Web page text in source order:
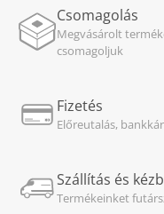
Csomagolás
Megvásárolt
csomagoljuk
Fizetés
Előreutalás,
Szállítás és
Termékeinket